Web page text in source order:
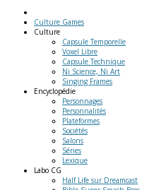
Culture Games
Culture
Capsule Temporelle
Voxel Libre
Capsule Technique
Ni Science, Ni Art
Singing Frames
Encyclopédie
Personnages
Personnalités
Plateformes
Sociétés
Salons
Séries
Lexique
Labo CG
Half Life sur Dreamcast